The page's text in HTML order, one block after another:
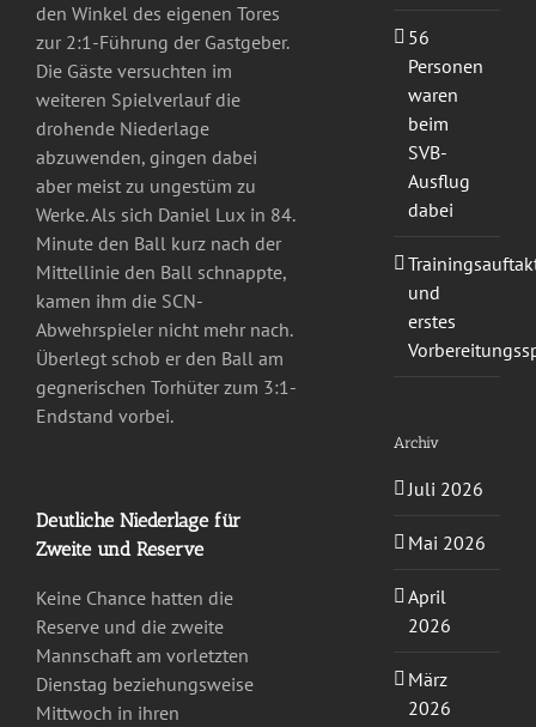
den Winkel des eigenen Tores
zur 2:1-Führung der Gastgeber.
Die Gäste versuchten im
weiteren Spielverlauf die
drohende Niederlage
abzuwenden, gingen dabei
aber meist zu ungestüm zu
Werke. Als sich Daniel Lux in 84.
Minute den Ball kurz nach der
Mittellinie den Ball schnappte,
kamen ihm die SCN-
Abwehrspieler nicht mehr nach.
Überlegt schob er den Ball am
gegnerischen Torhüter zum 3:1-
Endstand vorbei.
Deutliche Niederlage für
Zweite und Reserve
Keine Chance hatten die
Reserve und die zweite
Mannschaft am vorletzten
Dienstag beziehungsweise
Mittwoch in ihren
56
Personen
waren
beim
SVB-
Ausflug
dabei
und
erstes
Archiv
Juli 2026
Mai 2026
April
2026
März
2026